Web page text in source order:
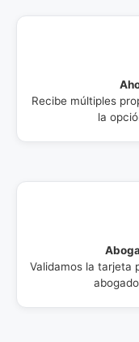
Recibe múltiples
la
Validamos la tarjeta